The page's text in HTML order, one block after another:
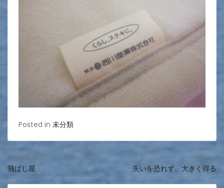
Posted in 未分類
投
稿
Previous:
飛ばし屋
Next:
失いを恐れず、大きく得る